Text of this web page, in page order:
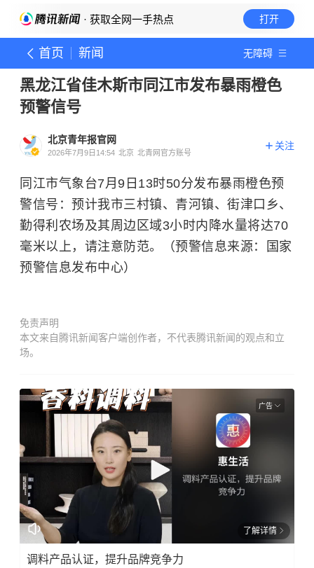
· 获取全网一手热点 打开
首页 新闻 无障碍
黑龙江省佳木斯市同江市发布暴雨橙色
预警信号
北京青年报官网
2026年7月9日14:54 北京 北青网官方账号
关注
同江市气象台7月9日13时50分发布暴雨橙色预
警信号：预计我市三村镇、青河镇、街津口乡、
勤得利农场及其周边区域3小时内降水量将达70
毫米以上，请注意防范。（预警信息来源：国家
预警信息发布中心）
免责声明
本文来自腾讯新闻客户端创作者，不代表腾讯新闻的观点和立
场。
广告
了解详情
调料产品认证，提升品牌竞争力